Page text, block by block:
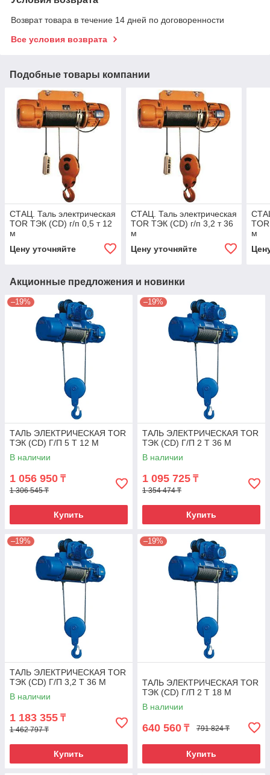
Возврат товара в течение 14 дней по договоренности
Все условия возврата
Подобные товары компании
СТАЦ. Таль электрическая
TOR ТЭК (CD) г/п 0,5 т 12
м
Цену уточняйте
СТАЦ. Таль электрическая
TOR ТЭК (CD) г/п 3,2 т 36
м
Цену уточняйте
м
Акционные предложения и новинки
–19%
ТАЛЬ ЭЛЕКТРИЧЕСКАЯ TOR
ТЭК (CD) Г/П 5 Т 12 М
В наличии
1 056 950 ₸
1 306 545 ₸
Купить
–19%
ТАЛЬ ЭЛЕКТРИЧЕСКАЯ TOR
ТЭК (CD) Г/П 2 Т 36 М
В наличии
1 095 725 ₸
1 354 474 ₸
Купить
–19%
ТАЛЬ ЭЛЕКТРИЧЕСКАЯ TOR
ТЭК (CD) Г/П 3,2 Т 36 М
В наличии
1 183 355 ₸
1 462 797 ₸
Купить
–19%
ТАЛЬ ЭЛЕКТРИЧЕСКАЯ TOR
ТЭК (CD) Г/П 2 Т 18 М
В наличии
640 560 ₸ 791 824 ₸
Купить